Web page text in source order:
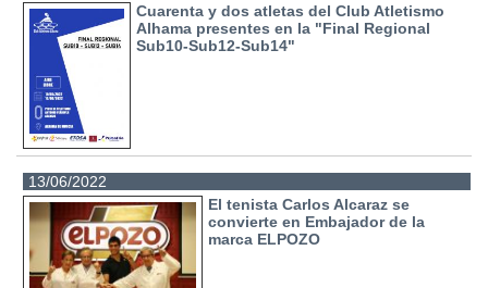
Cuarenta y dos atletas del Club Atletismo
Alhama presentes en la "Final Regional
Sub10-Sub12-Sub14"
13/06/2022
El tenista Carlos Alcaraz se
convierte en Embajador de la
marca ELPOZO